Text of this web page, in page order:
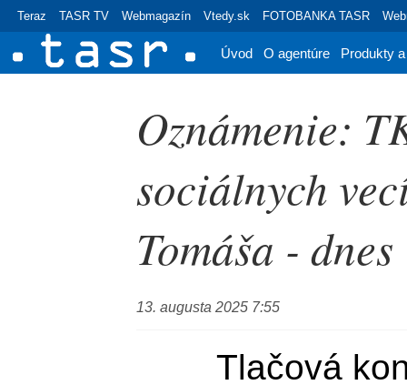
Teraz TASR TV Webmagazín Vtedy.sk FOTOBANKA TASR
Úvod O agentúre Produkty
Oznámenie:
sociálnych
Tomáša - dnes
13. augusta 2025 7:55